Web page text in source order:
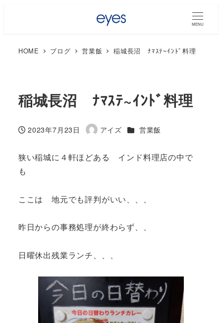
MENU
HOME ブログ 営業飯 稲城長沼 ﾅﾏｽﾃ~ｲﾝﾄﾞ料理
稲城長沼 ﾅﾏｽﾃ~ｲﾝﾄﾞ料理
投稿日
2023年7月23日
著
アイズ カテゴリー
営業飯
狭い稲城に４軒ほどある インド料理店の中で
も
ここは 地元でも評判がいい、、、
昨日からの事務処理が終わらず、、
日曜休出残業ランチ、、、